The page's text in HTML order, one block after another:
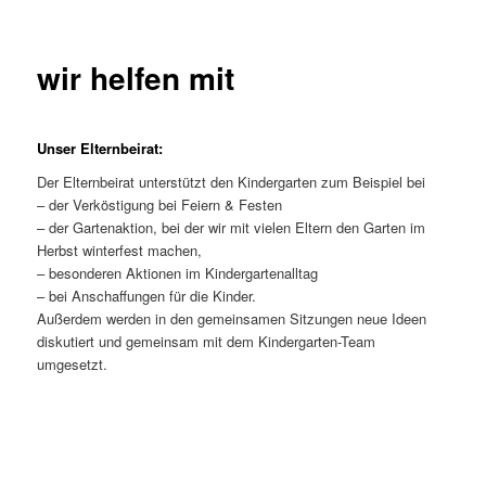
wir helfen mit
Unser Elternbeirat:
Der Elternbeirat unterstützt den Kindergarten zum Beispiel bei
– der Verköstigung bei Feiern & Festen
– der Gartenaktion, bei der wir mit vielen Eltern den Garten im
Herbst winterfest machen,
– besonderen Aktionen im Kindergartenalltag
– bei Anschaffungen für die Kinder.
Außerdem werden in den gemeinsamen Sitzungen neue Ideen
diskutiert und gemeinsam mit dem Kindergarten-Team
umgesetzt.